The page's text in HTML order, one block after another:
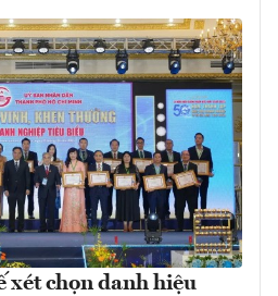
xét chọn danh hiệu